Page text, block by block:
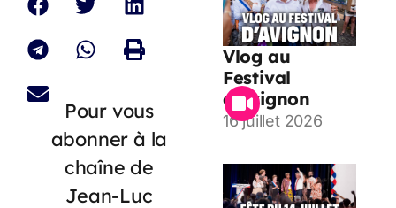
Pour vous
abonner à la
chaîne de
Jean-Luc
Vlog au
Festival
d’Avignon
16 juillet 2026